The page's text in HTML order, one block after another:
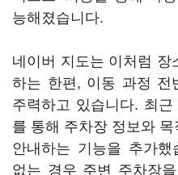
능해졌습니다.
네이버 지도는 이처럼 장
하는 한편, 이동 과정 전
주력하고 있습니다. 최
를 통해 주차장 정보와
안내하는 기능을 추가했
없는 경우 주변 주차장